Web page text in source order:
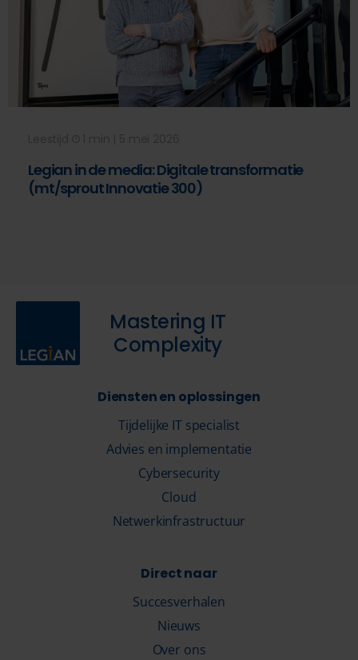
Legian in de media: Digitale transformatie
(mt/sprout Innovatie 300)
Mastering IT
Complexity
Diensten en oplossingen
Tijdelijke IT specialist
Advies en implementatie
Cybersecurity
Cloud
Netwerkinfrastructuur
Direct naar
Succesverhalen
Nieuws
Over ons